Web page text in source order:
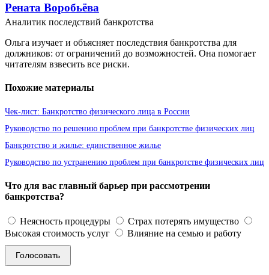
Рената Воробьёва
Аналитик последствий банкротства
Ольга изучает и объясняет последствия банкротства для
должников: от ограничений до возможностей. Она помогает
читателям взвесить все риски.
Похожие материалы
Чек-лист: Банкротство физического лица в России
Руководство по решению проблем при банкротстве физических лиц
Банкротство и жилье: единственное жилье
Руководство по устранению проблем при банкротстве физических лиц
Что для вас главный барьер при рассмотрении
банкротства?
Неясность процедуры
Страх потерять имущество
Высокая стоимость услуг
Влияние на семью и работу
Голосовать